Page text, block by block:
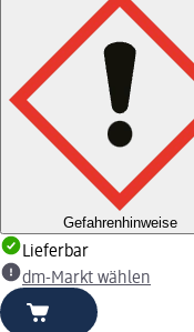
Gefahrenhinweise
Lieferbar
dm-Markt wählen